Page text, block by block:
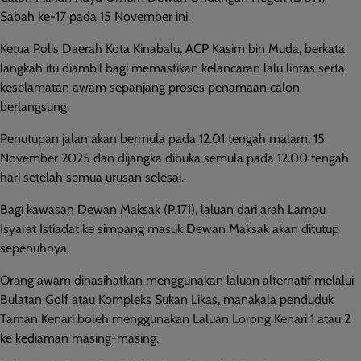
Sabah ke-17 pada 15 November ini.
Ketua Polis Daerah Kota Kinabalu, ACP Kasim bin Muda, berkata
langkah itu diambil bagi memastikan kelancaran lalu lintas serta
keselamatan awam sepanjang proses penamaan calon
berlangsung.
Penutupan jalan akan bermula pada 12.01 tengah malam, 15
November 2025 dan dijangka dibuka semula pada 12.00 tengah
hari setelah semua urusan selesai.
Bagi kawasan Dewan Maksak (P.171), laluan dari arah Lampu
Isyarat Istiadat ke simpang masuk Dewan Maksak akan ditutup
sepenuhnya.
Orang awam dinasihatkan menggunakan laluan alternatif melalui
Bulatan Golf atau Kompleks Sukan Likas, manakala penduduk
Taman Kenari boleh menggunakan Laluan Lorong Kenari 1 atau 2
ke kediaman masing-masing.